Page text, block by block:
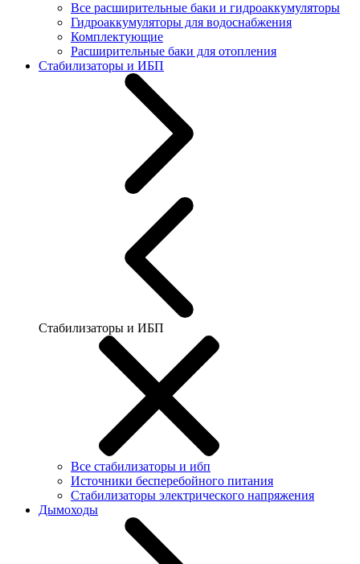
Все расширительные баки и гидроаккумуляторы
Гидроаккумуляторы для водоснабжения
Комплектующие
Расширительные баки для отопления
Стабилизаторы и ИБП
Стабилизаторы и ИБП
Все стабилизаторы и ибп
Источники бесперебойного питания
Стабилизаторы электрического напряжения
Дымоходы